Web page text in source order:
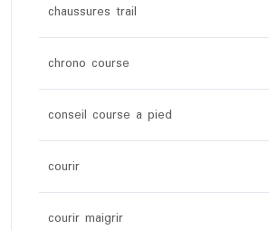
chaussures trail
chrono course
conseil course a pied
courir
courir maigrir